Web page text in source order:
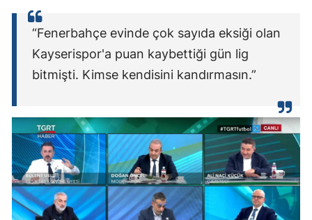
“Fenerbahçe evinde çok sayıda eksiği olan
Kayserispor'a puan kaybettiği gün lig
bitmişti. Kimse kendisini kandırmasın.”